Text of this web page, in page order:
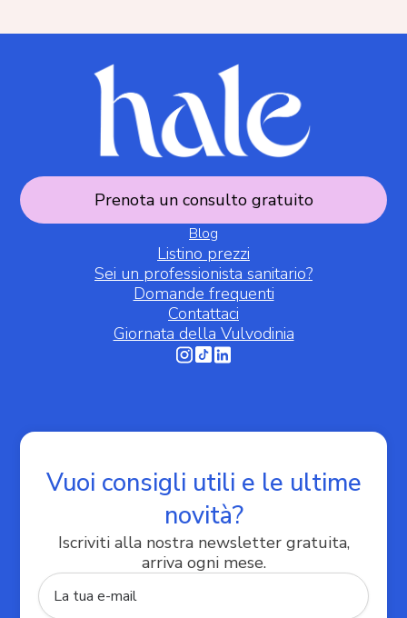
Prenota un consulto gratuito
Blog
Listino prezzi
Sei un professionista sanitario?
Domande frequenti
Contattaci
Giornata della Vulvodinia
Vuoi consigli utili e le ultime
novità?
Iscriviti alla nostra newsletter gratuita,
arriva ogni mese.
Informativa sulla raccolta